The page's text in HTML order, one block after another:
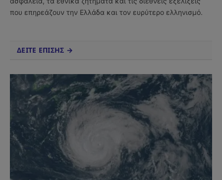
που επηρεάζουν την Ελλάδα και τον ευρύτερο ελληνισμό.
ΔΕΙΤΕ ΕΠΙΣΗΣ →